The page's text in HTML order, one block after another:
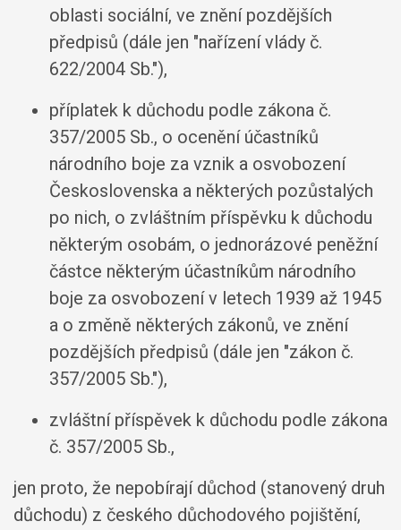
oblasti sociální, ve znění pozdějších
předpisů (dále jen "nařízení vlády č.
622/2004 Sb."),
příplatek k důchodu podle zákona č.
357/2005 Sb., o ocenění účastníků
národního boje za vznik a osvobození
Československa a některých pozůstalých
po nich, o zvláštním příspěvku k důchodu
některým osobám, o jednorázové peněžní
částce některým účastníkům národního
boje za osvobození v letech 1939 až 1945
a o změně některých zákonů, ve znění
pozdějších předpisů (dále jen "zákon č.
357/2005 Sb."),
zvláštní příspěvek k důchodu podle zákona
č. 357/2005 Sb.,
jen proto, že nepobírají důchod (stanovený druh
důchodu) z českého důchodového pojištění,